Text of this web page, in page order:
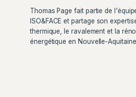
Thomas Page fait partie de
ISO&FACE et partage son
thermique, le ravalement et la
énergétique en Nouvelle-